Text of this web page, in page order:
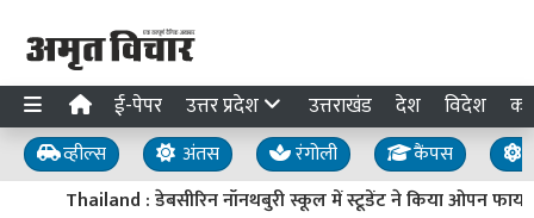
ई-पेपर उत्तर प्रदेश उत्तराखंड देश विदेश
व्हील्स अंतस रंगोली कैंपस
Thailand : डेबसीरिन नॉनथबुरी स्कूल में स्टूडेंट ने किया ओपन